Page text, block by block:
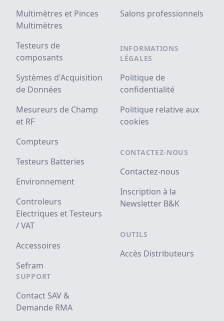
Multimètres et Pinces
Multimètres
Testeurs de
composants
Systèmes d'Acquisition
de Données
Mesureurs de Champ
et RF
Compteurs
Testeurs Batteries
Environnement
Controleurs
Electriques et Testeurs
/ VAT
Accessoires
Sefram
SUPPORT
Contact SAV &
Demande RMA
Salons professionnels
INFORMATIONS
LÉGALES
Politique de
confidentialité
Politique relative aux
cookies
CONTACTEZ-NOUS
Contactez-nous
Inscription à la
Newsletter B&K
OUTILS
Accès Distributeurs